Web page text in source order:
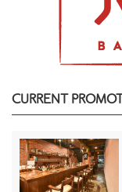
CURRENT